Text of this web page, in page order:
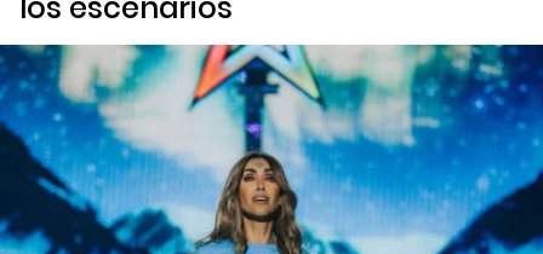
los escenarios